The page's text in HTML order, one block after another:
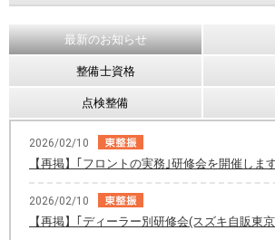
最新のお知らせ
整備士資格
点検整備
2026/02/10
【再掲】｢フロントの実務｣研修会を開催しま
2026/02/10
【再掲】｢ディーラー別研修会(スズキ自販東